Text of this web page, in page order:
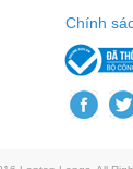
Chính